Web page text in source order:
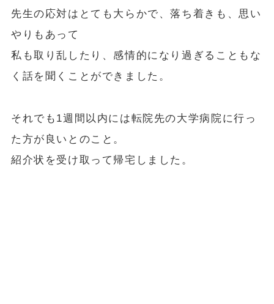
先生の応対はとても大らかで、落ち着きも、思い
やりもあって
私も取り乱したり、感情的になり過ぎることもな
く話を聞くことができました。
それでも1週間以内には転院先の大学病院に行っ
た方が良いとのこと。
紹介状を受け取って帰宅しました。